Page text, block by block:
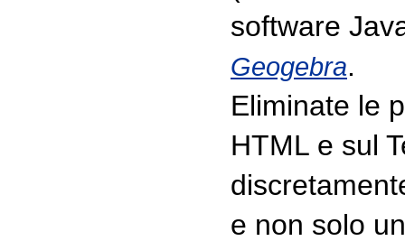
software
Geogebra.
Eliminate le
HTML e sul
e non solo